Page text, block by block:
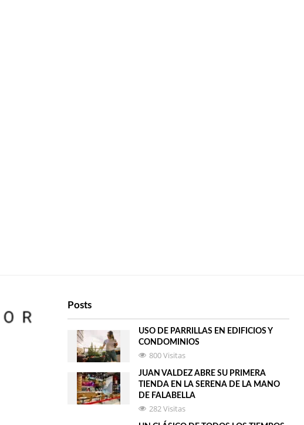
Posts
USO DE PARRILLAS EN EDIFICIOS Y
CONDOMINIOS
800 Visitas
JUAN VALDEZ ABRE SU PRIMERA
TIENDA EN LA SERENA DE LA MANO
DE FALABELLA
282 Visitas